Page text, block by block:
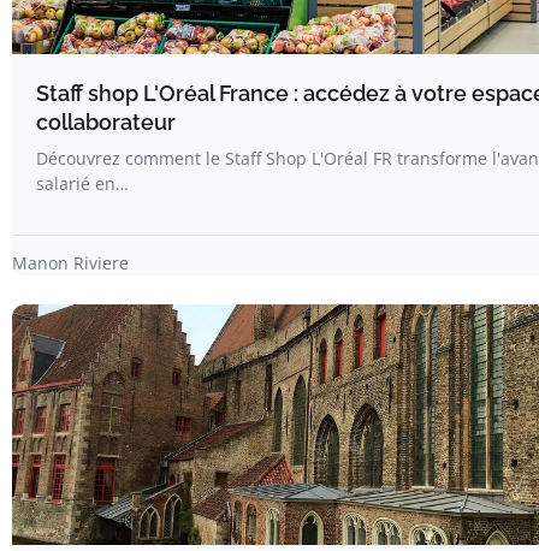
Staff shop L'Oréal France : accédez à votre
collaborateur
Découvrez comment le Staff Shop L'Oréal FR transforme
salarié en…
Manon Riviere